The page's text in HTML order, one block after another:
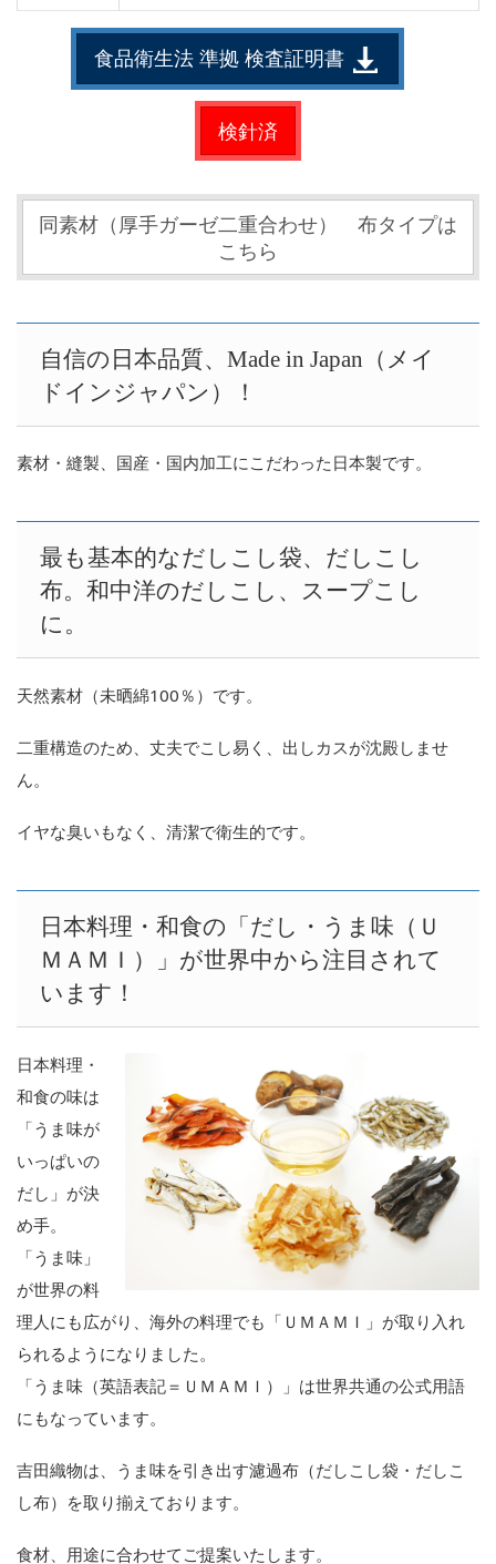
食品衛生法 準拠 検査証明書
検針済
同素材（厚手ガーゼ二重合わせ） 布タイプは
こちら
自信の日本品質、Made in Japan（メイ
ドインジャパン）！
素材・縫製、国産・国内加工にこだわった日本製です。
最も基本的なだしこし袋、だしこし
布。和中洋のだしこし、スープこし
に。
天然素材（未晒綿100％）です。
二重構造のため、丈夫でこし易く、出しカスが沈殿しませ
ん。
イヤな臭いもなく、清潔で衛生的です。
日本料理・和食の「だし・うま味（Ｕ
ＭＡＭＩ）」が世界中から注目されて
います！
日本料理・
和食の味は
「うま味が
いっぱいの
だし」が決
め手。
「うま味」
が世界の料
理人にも広がり、海外の料理でも「ＵＭＡＭＩ」が取り入れ
られるようになりました。
「うま味（英語表記＝ＵＭＡＭＩ）」は世界共通の公式用語
にもなっています。
吉田織物は、うま味を引き出す濾過布（だしこし袋・だしこ
し布）を取り揃えております。
食材、用途に合わせてご提案いたします。